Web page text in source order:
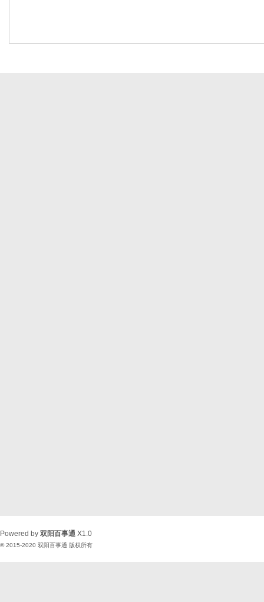
Powered by 双阳百事通 X1.0
© 2015-2020 双阳百事通 版权所有